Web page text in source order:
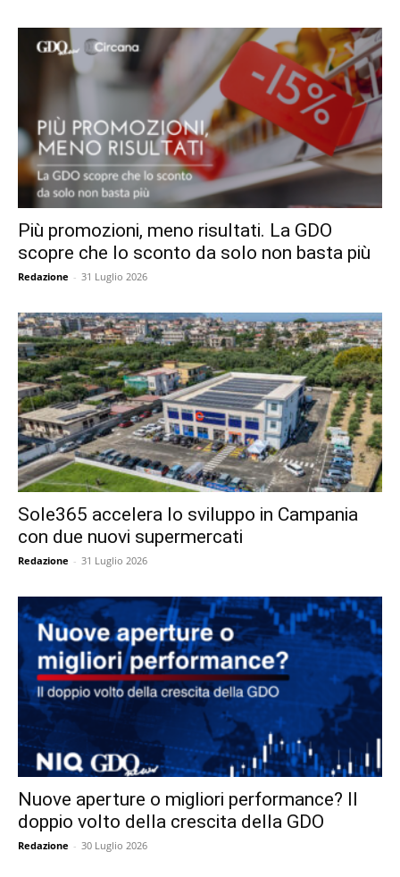
Più promozioni, meno risultati. La GDO
scopre che lo sconto da solo non basta più
Redazione - 31 Luglio 2026
Sole365 accelera lo sviluppo in Campania
con due nuovi supermercati
Redazione - 31 Luglio 2026
Nuove aperture o migliori performance? Il
doppio volto della crescita della GDO
Redazione - 30 Luglio 2026